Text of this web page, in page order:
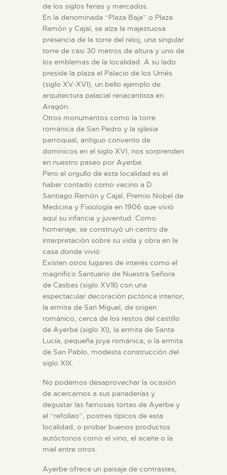
de los siglos ferias y mercados.
En la denominada “Plaza Baja” o Plaza
Ramón y Cajal, se alza la majestuosa
presencia de la torre del reloj, una singular
torre de casi 30 metros de altura y uno de
los emblemas de la localidad. A su lado
preside la plaza el Palacio de los Urriés
(siglo XV-XVI), un bello ejemplo de
arquitectura palacial renacentista en
Aragón.
Otros monumentos como la torre
románica de San Pedro y la iglesia
parroquial, antiguo convento de
dominicos en el siglo XVI, nos sorprenden
en nuestro paseo por Ayerbe.
Pero el orgullo de esta localidad es el
haber contado como vecino a D.
Santiago Ramón y Cajal, Premio Nobel de
Medicina y Fisiología en 1906 que vivió
aquí su infancia y juventud. Como
homenaje, se construyó un centro de
interpretación sobre su vida y obra en la
casa donde vivió
Existen otros lugares de interés como el
magnífico Santuario de Nuestra Señora
de Casbas (siglo XVIII) con una
espectacular decoración pictórica interior,
la ermita de San Miguel, de origen
románico, cerca de los restos del castillo
de Ayerbe (siglo XI), la ermita de Santa
Lucía, pequeña joya románica, o la ermita
de San Pablo, modesta construcción del
siglo XIX.
No podemos desaprovechar la ocasión
de acercarnos a sus panaderías y
degustar las famosas tortas de Ayerbe y
el “refollao”, postres típicos de esta
localidad, o probar buenos productos
autóctonos como el vino, el aceite o la
miel entre otros.
Ayerbe ofrece un paisaje de contrastes,